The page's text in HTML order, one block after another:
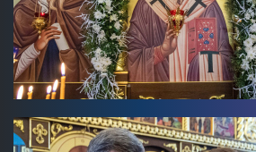
Image